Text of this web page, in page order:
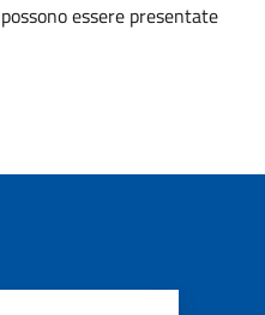
essere presentate